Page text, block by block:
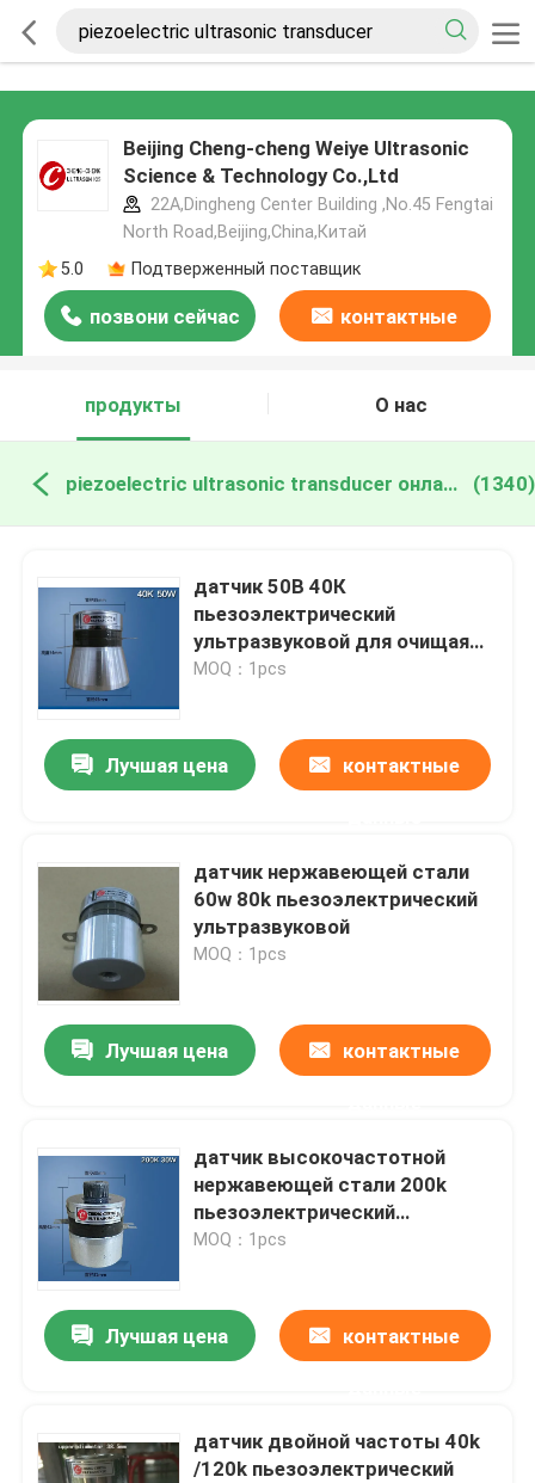
Beijing Cheng-cheng Weiye Ultrasonic
Science & Technology Co.,Ltd
22A,Dingheng Center Building ,No.45 Fengtai
North Road,Beijing,China,Китай
5.0
Подтверженный поставщик
позвони сейчас контактные
продукты
О нас
piezoelectric ultrasonic transducer онлайн производство (1340)
датчик 50В 40К
пьезоэлектрический
ультразвуковой для очищая
танка
MOQ：1pcs
Лучшая цена контактные
датчик нержавеющей стали
60w 80k пьезоэлектрический
ультразвуковой
MOQ：1pcs
Лучшая цена контактные
датчик высокочастотной
нержавеющей стали 200k
пьезоэлектрический
ультразвуковой
MOQ：1pcs
Лучшая цена контактные
датчик двойной частоты 40k
/120k пьезоэлектрический